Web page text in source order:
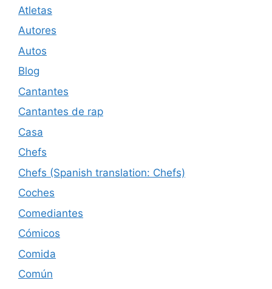
Atletas
Autores
Autos
Blog
Cantantes
Cantantes de rap
Casa
Chefs
Chefs (Spanish translation: Chefs)
Coches
Comediantes
Cómicos
Comida
Común